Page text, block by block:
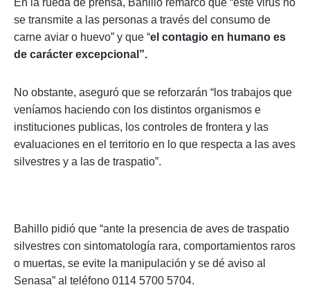
En la rueda de prensa, Bahillo remarcó que “este virus no
se transmite a las personas a través del consumo de
carne aviar o huevo” y que “el contagio en humano es
de carácter excepcional”.
No obstante, aseguró que se reforzarán “los trabajos que
veníamos haciendo con los distintos organismos e
instituciones publicas, los controles de frontera y las
evaluaciones en el territorio en lo que respecta a las aves
silvestres y a las de traspatio”.
Bahillo pidió que “ante la presencia de aves de traspatio
silvestres con sintomatología rara, comportamientos raros
o muertas, se evite la manipulación y se dé aviso al
Senasa” al teléfono 0114 5700 5704.